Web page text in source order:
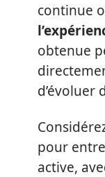
continue
obtenue
d’évoluer
pour
active,